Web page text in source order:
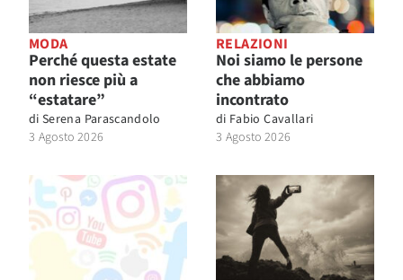
MODA
Perché questa estate
non riesce più a
“estatare”
di Serena Parascandolo
3 Agosto 2026
RELAZIONI
Noi siamo le persone
che abbiamo
incontrato
di Fabio Cavallari
3 Agosto 2026